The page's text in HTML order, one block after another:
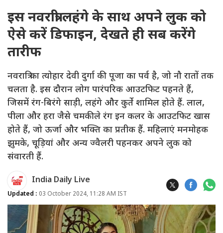
इस नवरात्री लहंगे के साथ अपने लुक को
ऐसे करें डिफाइन, देखते ही सब करेंगे
तारीफ
नवरात्रि का त्योहार देवी दुर्गा की पूजा का पर्व है, जो नौ रातों तक
चलता है. इस दौरान लोग पारंपरिक आउटफिट पहनते हैं,
जिसमें रंग-बिरंगे साड़ी, लहंगे और कुर्ते शामिल होते हैं. लाल,
पीला और हरा जैसे चमकीले रंग इन कलर के आउटफिट खास
होते हैं, जो ऊर्जा और भक्ति का प्रतीक हैं. महिलाएं मनमोहक
झुमके, चूड़ियां और अन्य ज्वैलरी पहनकर अपने लुक को
संवारती हैं.
India Daily Live
Updated : 03 October 2024, 11:28 AM IST